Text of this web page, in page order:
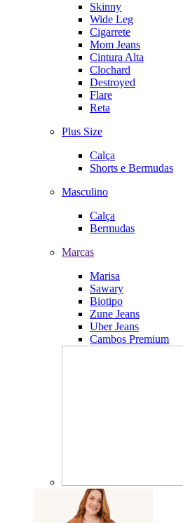
Skinny
Wide Leg
Cigarrete
Mom Jeans
Cintura Alta
Clochard
Destroyed
Flare
Reta
Plus Size
Calça
Shorts e Bermudas
Masculino
Calça
Bermudas
Marcas
Marisa
Sawary
Biotipo
Zune Jeans
Uber Jeans
Cambos Premium